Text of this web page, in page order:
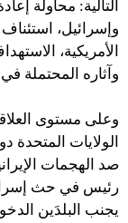
التالية: محاولة
وإسرائيل،
الأمريكية،
وآثاره المحتملة
وعلى مستوى
الولايات
صد الهجمات
رئيس في حث
يجنب البلدَين